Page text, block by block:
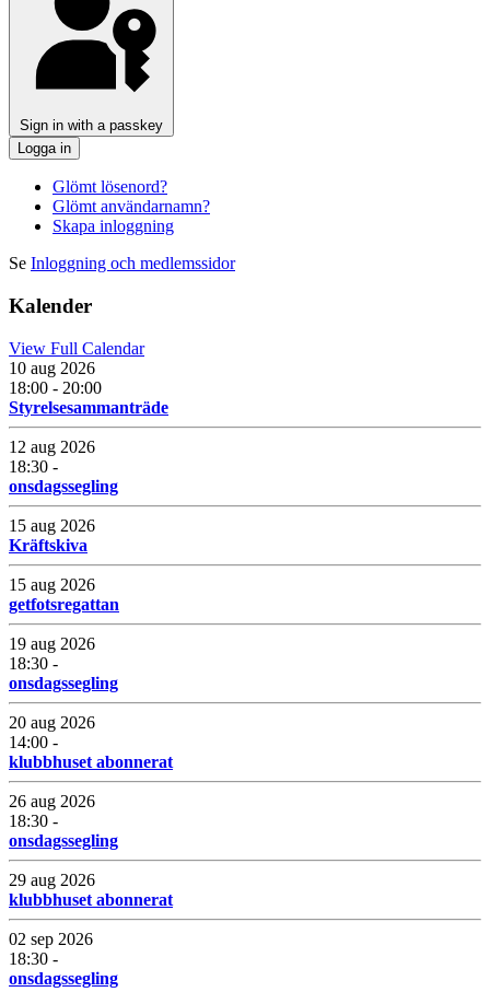
Sign in with a passkey
Logga in
Glömt lösenord?
Glömt användarnamn?
Skapa inloggning
Se Inloggning och medlemssidor
Kalender
View Full Calendar
10 aug 2026
18:00 - 20:00
Styrelsesammanträde
12 aug 2026
18:30 -
onsdagssegling
15 aug 2026
Kräftskiva
15 aug 2026
getfotsregattan
19 aug 2026
18:30 -
onsdagssegling
20 aug 2026
14:00 -
klubbhuset abonnerat
26 aug 2026
18:30 -
onsdagssegling
29 aug 2026
klubbhuset abonnerat
02 sep 2026
18:30 -
onsdagssegling